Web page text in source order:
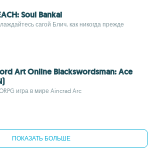
Soul Bankai
сагой Блич, как никогда прежде
Art Online Blackswordsman: Ace
игра в мире Aincrad Arc
ПОКАЗАТЬ БОЛЬШЕ